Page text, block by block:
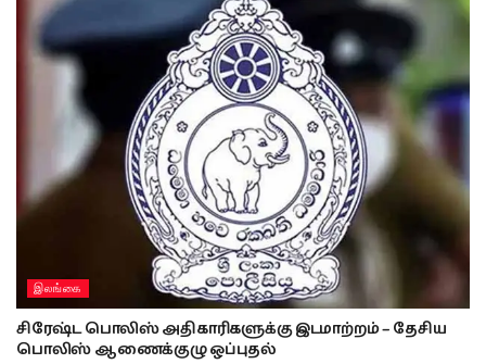
இலங்கை
சிரேஷ்ட பொலிஸ் அதிகாரிகளுக்கு இடமாற்றம் – தேசிய
பொலிஸ் ஆணைக்குழு ஒப்புதல்